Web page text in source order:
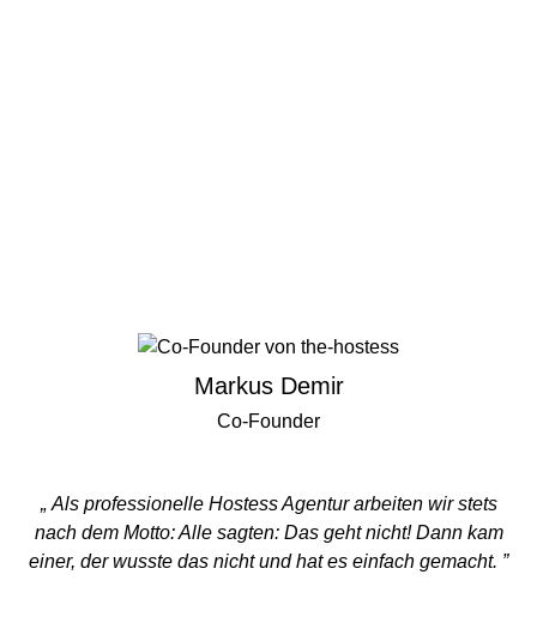
Markus Demir
Co-Founder
„ Als professionelle Hostess Agentur arbeiten wir stets
nach dem Motto: Alle sagten: Das geht nicht! Dann kam
einer, der wusste das nicht und hat es einfach gemacht. ”